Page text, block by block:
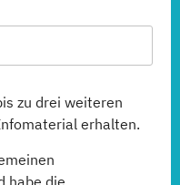
zu drei weiteren
erhalten.